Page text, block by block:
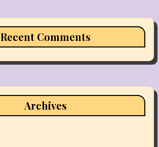
Recent Comments
Archives